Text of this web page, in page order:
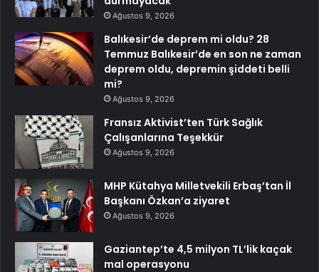
Ağustos 9, 2026
Balıkesir’de deprem mi oldu? 28
Temmuz Balıkesir’de en son ne zaman
deprem oldu, depremin şiddeti belli
mi?
Ağustos 9, 2026
Fransız Aktivist’ten Türk Sağlık
Çalışanlarına Teşekkür
Ağustos 9, 2026
MHP Kütahya Milletvekili Erbaş’tan İl
Başkanı Özkan’a ziyaret
Ağustos 9, 2026
Gaziantep’te 4,5 milyon TL’lik kaçak
mal operasyonu